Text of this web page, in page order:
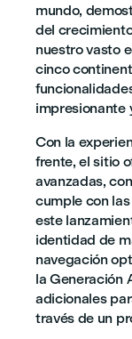
mundo,
del
nuestro vasto
cinco
impresionante
Con la
frente, el sitio
avanzadas,
cumple con
este
identidad de
navegación
la Generación
adicionales
través de un